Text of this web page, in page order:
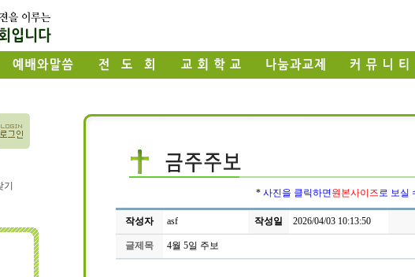
* 사진을 클릭하면 원본사이즈로 보실
작성자 asf 작성일 2026/04/03 10:13:50
글제목 4월 5일 주보